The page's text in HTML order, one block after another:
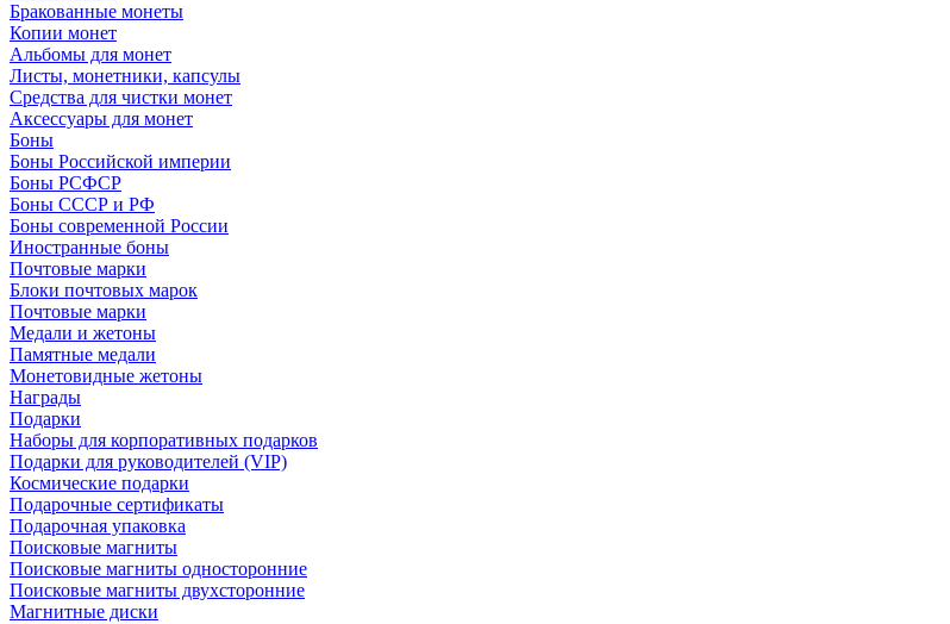
Бракованные монеты
Копии монет
Альбомы для монет
Листы, монетники, капсулы
Средства для чистки монет
Аксессуары для монет
Боны
Боны Российской империи
Боны РСФСР
Боны СССР и РФ
Боны современной России
Иностранные боны
Почтовые марки
Блоки почтовых марок
Почтовые марки
Медали и жетоны
Памятные медали
Монетовидные жетоны
Награды
Подарки
Наборы для корпоративных подарков
Подарки для руководителей (VIP)
Космические подарки
Подарочные сертификаты
Подарочная упаковка
Поисковые магниты
Поисковые магниты односторонние
Поисковые магниты двухсторонние
Магнитные диски